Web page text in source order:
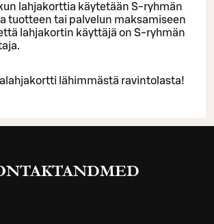
lahjakorttia käytetään S-ryhmän
tuotteen tai palvelun maksamiseen
lahjakortin käyttäjä on S-ryhmän
lähimmästä ravintolasta!